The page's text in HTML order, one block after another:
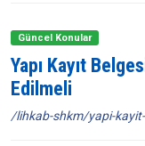
Güncel Konular
Yapı Kayıt
Edilmeli
/lihkab-shkm/yapi-